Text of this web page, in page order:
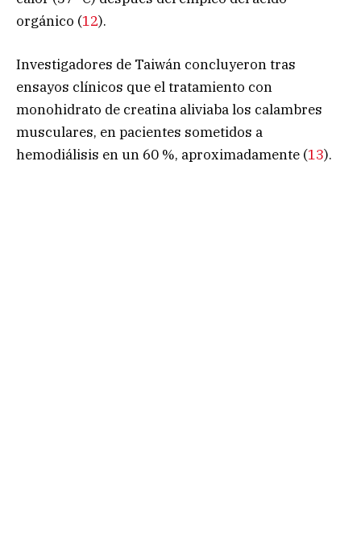
orgánico (12).
Investigadores de Taiwán concluyeron tras
ensayos clínicos que el tratamiento con
monohidrato de creatina aliviaba los calambres
musculares, en pacientes sometidos a
hemodiálisis en un 60 %, aproximadamente (13).